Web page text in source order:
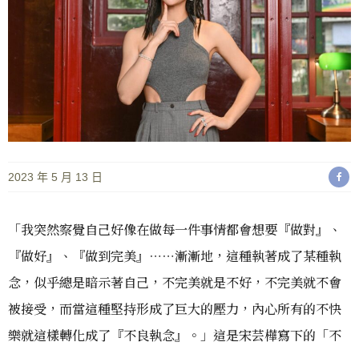
2023 年 5 月 13 日
「我突然察覺自己好像在做每一件事情都會想要『做對』、
『做好』、『做到完美』⋯⋯漸漸地，這種執著成了某種執
念，似乎總是暗示著自己，不完美就是不好，不完美就不會
被接受，而當這種堅持形成了巨大的壓力，內心所有的不快
樂就這樣轉化成了『不良執念』。」這是宋芸樺寫下的「不